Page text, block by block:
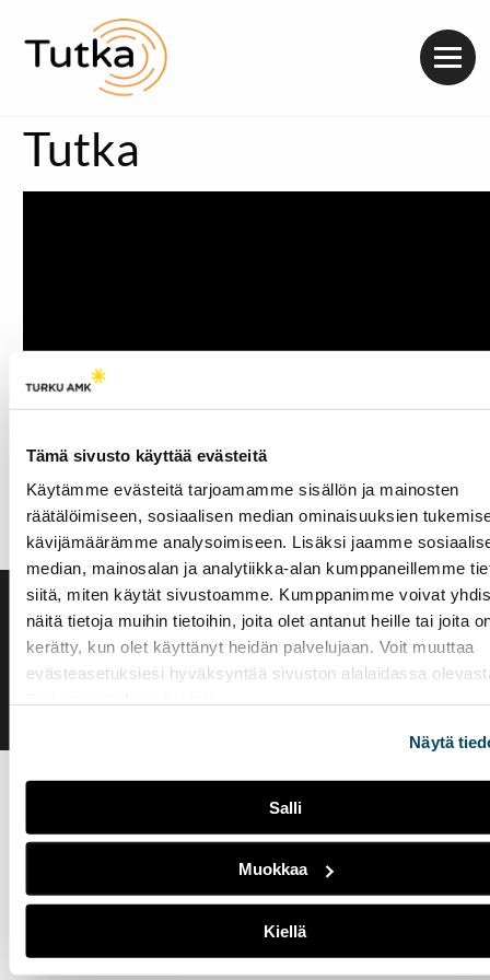
Tämä sivusto käyttää evästeitä
Käytämme evästeitä tarjoamamme sisällön ja mainosten
räätälöimiseen, sosiaalisen median ominaisuuksien
kävijämäärämme analysoimiseen. Lisäksi jaamme
median, mainosalan ja analytiikka-alan kumppaneillemme
siitä, miten käytät sivustoamme. Kumppanimme voivat
näitä tietoja muihin tietoihin, joita olet antanut heille tai joita
kerätty, kun olet käyttänyt heidän palvelujaan. Voit muuttaa
evästeasetuksiesi hyväksyntää sivuston alalaidassa
Näytä
Salli
Muokkaa
Kiellä
Tutka
Saavutettavuusseloste
Evästeasetukset